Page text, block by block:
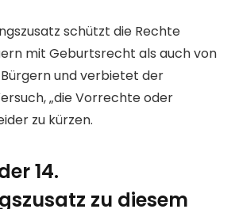
schützt die Rechte
mit Geburtsrecht als auch von
und verbietet der
„die Vorrechte oder
zu kürzen.
14.
zu diesem